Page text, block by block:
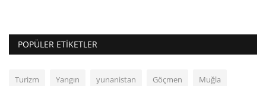
POPÜLER ETIKETLER
Turizm Yangın yunanistan Göçmen Muğla